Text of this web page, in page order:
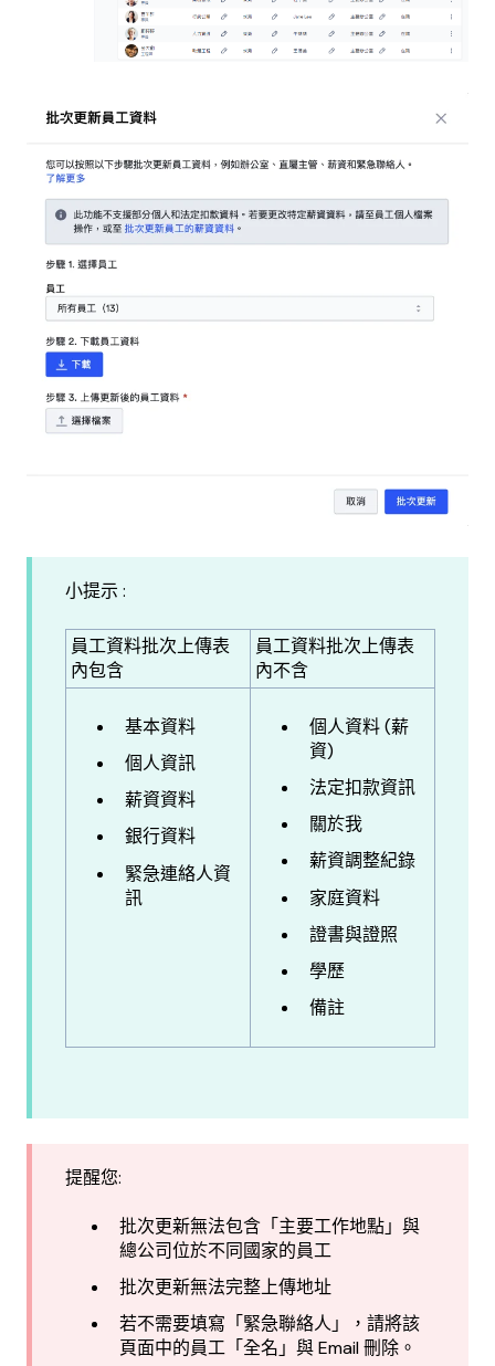
小提示 :
員工資料批次上傳表
內包含
員工資料批次上傳表
內不含
基本資料
個人資訊
薪資資料
銀行資料
緊急連絡人資
訊
個人資料 (薪
資)
法定扣款資訊
關於我
薪資調整紀錄
家庭資料
證書與證照
學歷
備註
提醒您:
批次更新無法包含「主要工作地點」與
總公司位於不同國家的員工
批次更新無法完整上傳地址
若不需要填寫「緊急聯絡人」，請將該
頁面中的員工「全名」與 Email 刪除。